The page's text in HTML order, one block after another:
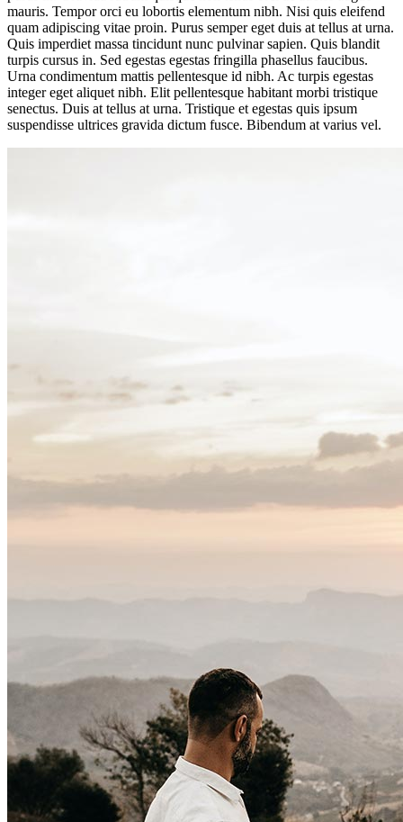
mauris. Tempor orci eu lobortis elementum nibh. Nisi quis eleifend
quam adipiscing vitae proin. Purus semper eget duis at tellus at urna.
Quis imperdiet massa tincidunt nunc pulvinar sapien. Quis blandit
turpis cursus in. Sed egestas egestas fringilla phasellus faucibus.
Urna condimentum mattis pellentesque id nibh. Ac turpis egestas
integer eget aliquet nibh. Elit pellentesque habitant morbi tristique
senectus. Duis at tellus at urna. Tristique et egestas quis ipsum
suspendisse ultrices gravida dictum fusce. Bibendum at varius vel.